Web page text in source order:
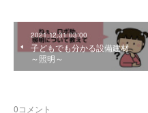
2021.12.31 03:00
子どもでも分かる設備建材
～照明～
0コメント